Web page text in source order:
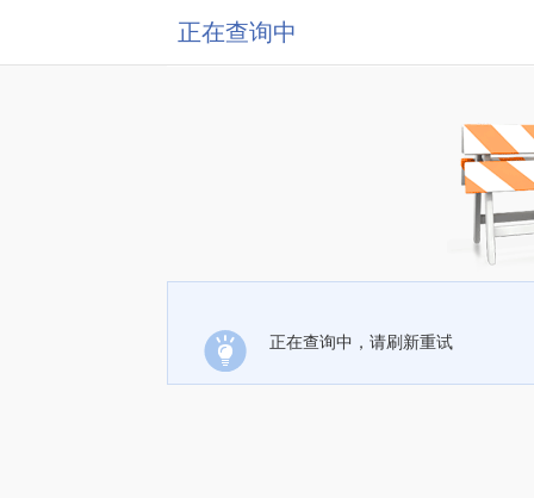
正在查询中
正在查询中，请刷新重试